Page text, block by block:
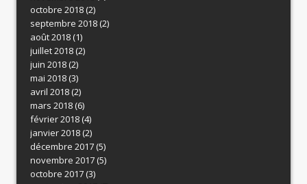
octobre 2018(2)
septembre 2018(2)
août 2018(1)
juillet 2018(2)
juin 2018(2)
mai 2018(3)
avril 2018(2)
mars 2018(6)
février 2018(4)
janvier 2018(2)
décembre 2017(5)
novembre 2017(5)
octobre 2017(3)